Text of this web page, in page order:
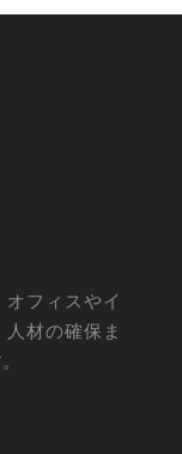
フィスやイ
材の確保ま